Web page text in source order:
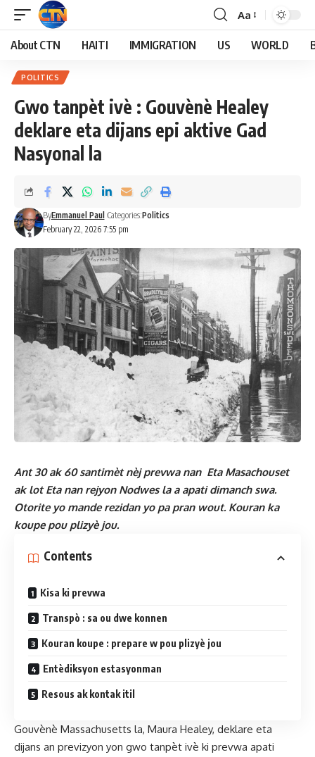
Aa
About CTN HAITI IMMIGRATION US WORLD
POLITICS
Gwo tanpèt ivè : Gouvènè Healey
deklare eta dijans epi aktive Gad
Nasyonal la
February 22, 2026 7:55 pm
ByEmmanuel Paul Categories:Politics
Ant 30 ak 60 santimèt nèj prevwa nan Eta Masachouset
ak lot Eta nan rejyon Nodwes la a apati dimanch swa.
Otorite yo mande rezidan yo pa pran wout. Kouran ka
koupe pou plizyè jou.
Contents
Kisa ki prevwa
Transpò : sa ou dwe konnen
Kouran koupe : prepare w pou plizyè jou
Entèdiksyon estasyonman
Resous ak kontak itil
Gouvènè Massachusetts la, Maura Healey, deklare eta
dijans an previzyon yon gwo tanpèt ivè ki prevwa apati